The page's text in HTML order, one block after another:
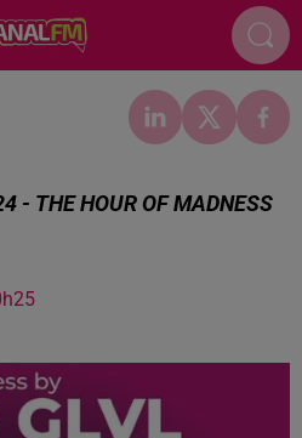
- THE HOUR OF MADNESS